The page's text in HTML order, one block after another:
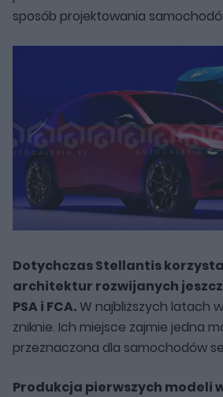
sposób projektowania
Dotychczas Stellantis
architektur rozwijanych
PSA i FCA. W najbliższych latach
zniknie. Ich miejsce zajmie jedna
przeznaczona dla samochodów
Produkcja pierwszych modeli